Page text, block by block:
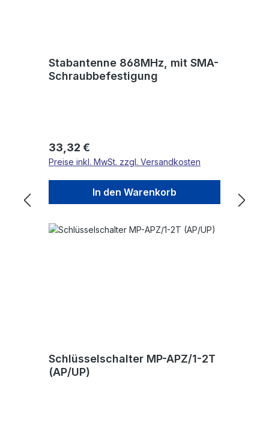
Stabantenne 868MHz, mit SMA-
Schraubbefestigung
Regulärer Preis:
33,32 €
Preise inkl. MwSt. zzgl. Versandkosten
In den Warenkorb
Schlüsselschalter MP-APZ/1-2T
(AP/UP)